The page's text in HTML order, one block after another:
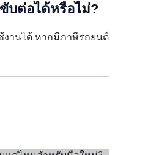
บต่อได้หรือไม่?
งานได้ หากมีภาษีรถยนต์